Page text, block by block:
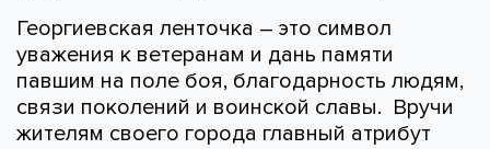
Георгиевская ленточка – это символ
уважения к ветеранам и дань памяти
павшим на поле боя, благодарность людям,
связи поколений и воинской славы. Вручи
жителям своего города главный атрибут